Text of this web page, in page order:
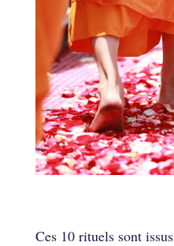
Ces 10 rituels sont